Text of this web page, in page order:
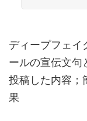
ディープフェイ
ールの宣伝文句
投稿した内容；
果